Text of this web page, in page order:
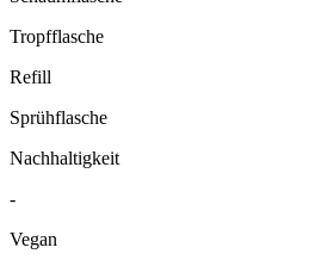
Tropfflasche
Refill
Sprühflasche
Nachhaltigkeit
-
Vegan